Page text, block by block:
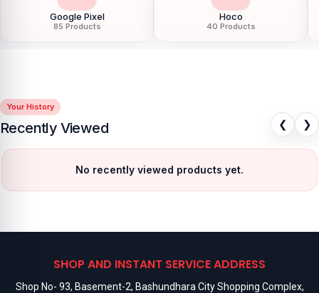
Google Pixel
85 Products
Hoco
40 Products
Your History
Recently Viewed ❮ ❯
No recently viewed products yet.
SHOP AND INSTANT SERVICE ADDRESS
Shop No- 93, Basement-2, Bashundhara City Shopping Complex,